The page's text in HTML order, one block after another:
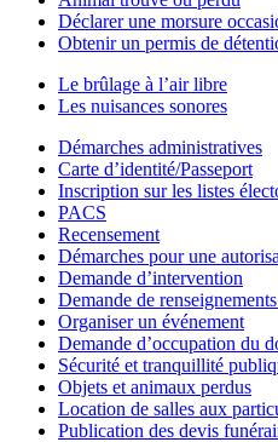
Déclarer une morsure
Obtenir un permis de
Le brûlage à l’air libre
Les nuisances sonores
Démarches administratives
Carte d’identité/Passeport
Inscription sur les listes
PACS
Recensement
Démarches pour une
Demande d’intervention
Demande de
Organiser un événement
Demande d’occupation du
Sécurité et tranquillité
Objets et animaux perdus
Location de salles aux
Publication des devis